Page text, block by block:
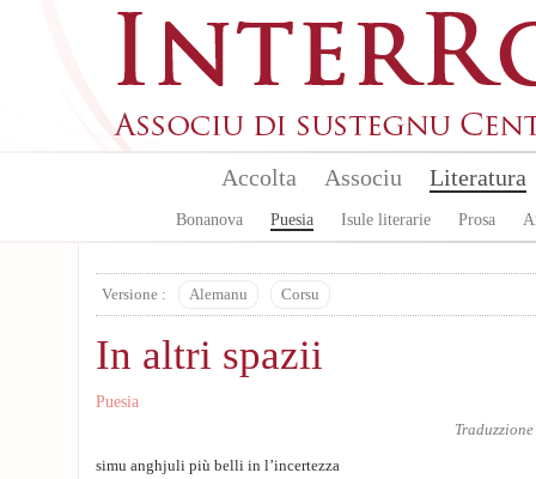
Accolta Associu Literatura
Bonanova Puesia Isule literarie Prosa
Versione : Alemanu Corsu
In altri spazii
Puesia
simu anghjuli più belli in l’incertezza